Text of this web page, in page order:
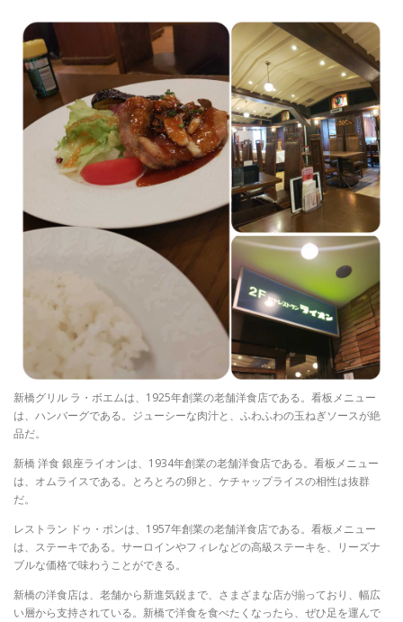
新橋グリル ラ・ボエムは、1925年創業の老舗洋食店である。看板メニュー
は、ハンバーグである。ジューシーな肉汁と、ふわふわの玉ねぎソースが絶
品だ。
新橋 洋食 銀座ライオンは、1934年創業の老舗洋食店である。看板メニュー
は、オムライスである。とろとろの卵と、ケチャップライスの相性は抜群
だ。
レストラン ドゥ・ポンは、1957年創業の老舗洋食店である。看板メニュー
は、ステーキである。サーロインやフィレなどの高級ステーキを、リーズナ
ブルな価格で味わうことができる。
新橋の洋食店は、老舗から新進気鋭まで、さまざまな店が揃っており、幅広
い層から支持されている。新橋で洋食を食べたくなったら、ぜひ足を運んで